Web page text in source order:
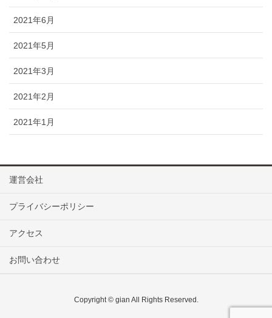
2021年6月
2021年5月
2021年3月
2021年2月
2021年1月
運営会社
プライバシーポリシー
アクセス
お問い合わせ
Copyright © gian All Rights Reserved.